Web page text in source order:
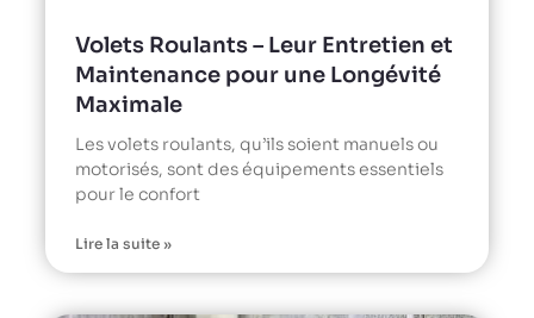
Volets Roulants – Leur Entretien et
Maintenance pour une Longévité
Maximale
Les volets roulants, qu’ils soient manuels ou
motorisés, sont des équipements essentiels
pour le confort
Lire la suite »